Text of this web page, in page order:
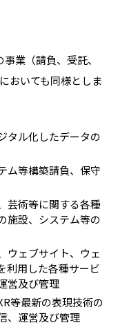
業（請負、受託、
おいても同様としま
タル化したデータの
ム等構築請負、保守
芸術等に関する各種
施設、システム等の
ウェブサイト、ウェ
利用した各種サービ
営及び管理
等最新の表現技術の
、運営及び管理